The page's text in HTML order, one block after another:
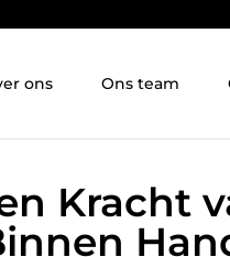
ons Ons team
Kracht